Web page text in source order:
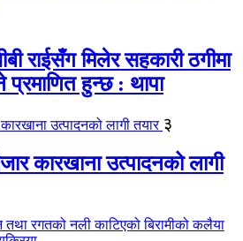
राईसँग मिलेर सहकारी ठगीमा
हुन्छ : थापा
३
कारखाना उत्पादनको लागी